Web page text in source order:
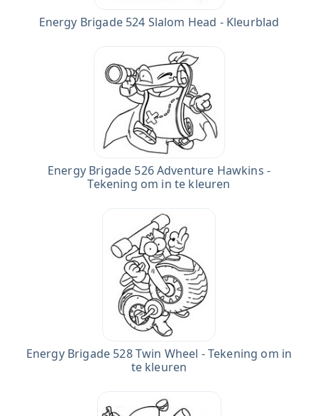
Energy Brigade 524 Slalom Head - Kleurblad
Energy Brigade 526 Adventure Hawkins -
Tekening om in te kleuren
Energy Brigade 528 Twin Wheel - Tekening om in
te kleuren